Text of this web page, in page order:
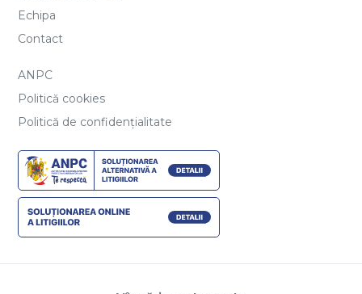
Vânzări apartamente
Apartamente de vânzare Sibiu, Hipodrom 4
Apartamente de vânzare Sibiu, Arhitectilor - Calea Cisnadiei
Apartamente de vânzare Sibiu, Mihai Viteazul
Apartamente de vânzare Selimbar
Apartamente de vânzare Sibiu, Ultracentral
Case vile de vânzare Selimbar